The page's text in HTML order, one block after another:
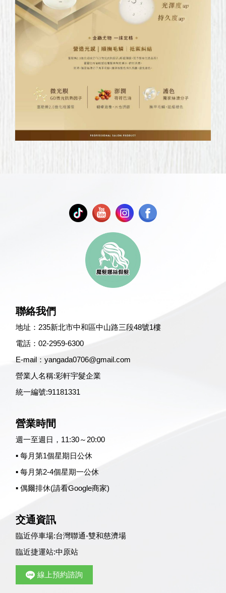
聯絡我們
地址： 235新北市中和區中山路三段48號1樓
電話：02-2959-6300
E-mail：yangada0706@gmail.com
營業人名稱:彩軒宇髮企業
統一編號:91181331
營業時間
週一至週日，11:30～20:00
▪ 每月第1個星期日公休
▪ 每月第2-4個星期一公休
▪ 偶爾排休(請看Google商家)
交通資訊
臨近停車場:台灣聯通-雙和慈濟場
臨近捷運站:中原站
線上預約諮詢